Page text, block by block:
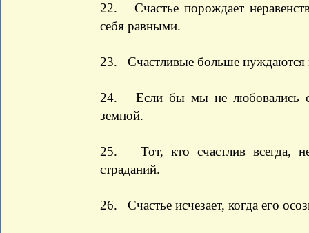
22. Счастье порождает
себя равными.
23. Счастливые больше нуждаются
24. Если бы мы не любовались
земной.
25. Тот, кто счастлив всегда,
страданий.
26. Счастье исчезает, когда его